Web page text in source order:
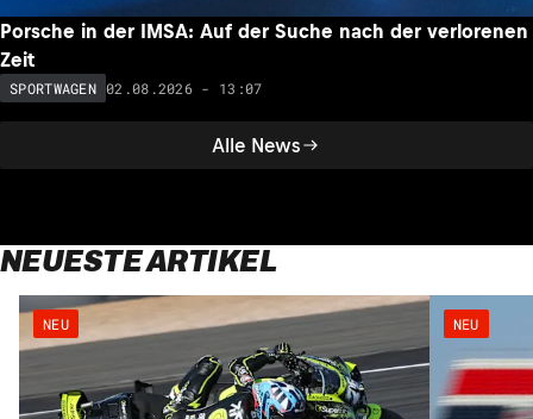
Alle News
Porsche in der IMSA: Auf der Suche nach der verlorenen
Zeit
SPORTWAGEN 02.08.2026 - 13:07
NEUESTE ARTIKEL
NEU NEU